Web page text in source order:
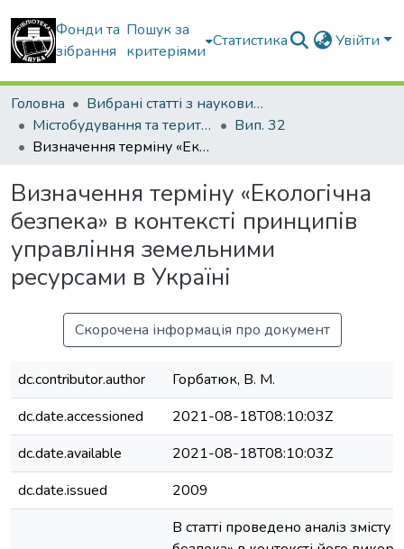
Фонди та
зібрання
Пошук за
критеріями
Статистика Увійти
Головна
Вибрані статті з наукових збірників КНУБА
Містобудування та територіальне планування
Вип. 32
Визначення терміну «Екологічна безпека» в контексті принципів управління земельними ресурсами в Україні
Визначення терміну «Екологічна
безпека» в контексті принципів
управління земельними
ресурсами в Україні
Скорочена інформація про документ
dc.contributor.author
Горбатюк, В. М.
dc.date.accessioned
2021-08-18T08:10:03Z
dc.date.available
2021-08-18T08:10:03Z
dc.date.issued
2009
В статті проведено аналіз змісту